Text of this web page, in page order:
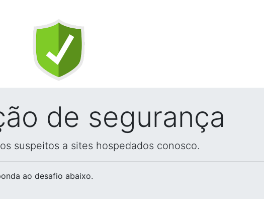
de segurança
suspeitos a sites hospedados conosco.
ao desafio abaixo.